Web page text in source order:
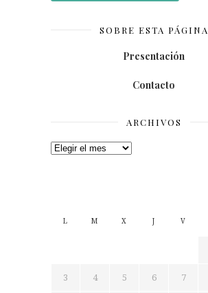
SOBRE ESTA PÁGINA
Presentación
Contacto
ARCHIVOS
Archivos
L M X J V
3 4 5 6 7